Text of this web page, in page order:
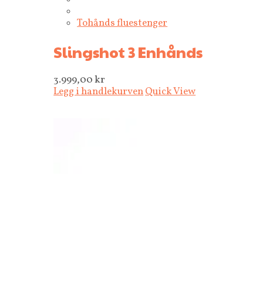
Tohånds fluestenger
Slingshot 3 Enhånds
3.999,00kr
Legg i handlekurvenQuick View